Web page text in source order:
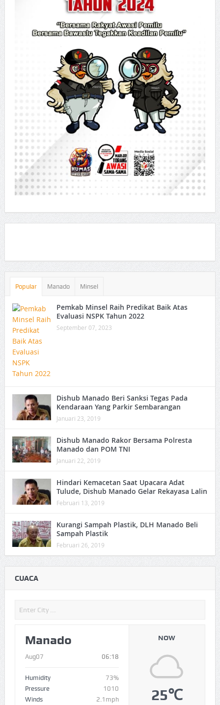
Popular Manado Minsel
Pemkab Minsel Raih Predikat Baik Atas
Evaluasi NSPK Tahun 2022
September 07, 2023
Dishub Manado Beri Sanksi Tegas Pada
Kendaraan Yang Parkir Sembarangan
Januari 23, 2019
Dishub Manado Rakor Bersama Polresta
Manado dan POM TNI
Januari 22, 2019
Hindari Kemacetan Saat Upacara Adat
Tulude, Dishub Manado Gelar Rekayasa Lalin
Februari 13, 2019
Kurangi Sampah Plastik, DLH Manado Beli
Sampah Plastik
Februari 26, 2019
CUACA
Manado
Aug07 06:18
Humidity
73%
Pressure
1010
Winds
2.1mph
NOW
25℃